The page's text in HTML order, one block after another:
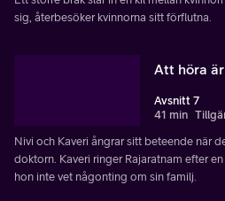
sig, återbesöker kvinnorna sitt förflutna.
Att höra
Avsnitt 7
41 min
Nivi och Kaveri ångrar sitt beteende när
doktorn. Kaveri ringer Rajaratnam efter
hon inte vet någonting om sin familj.